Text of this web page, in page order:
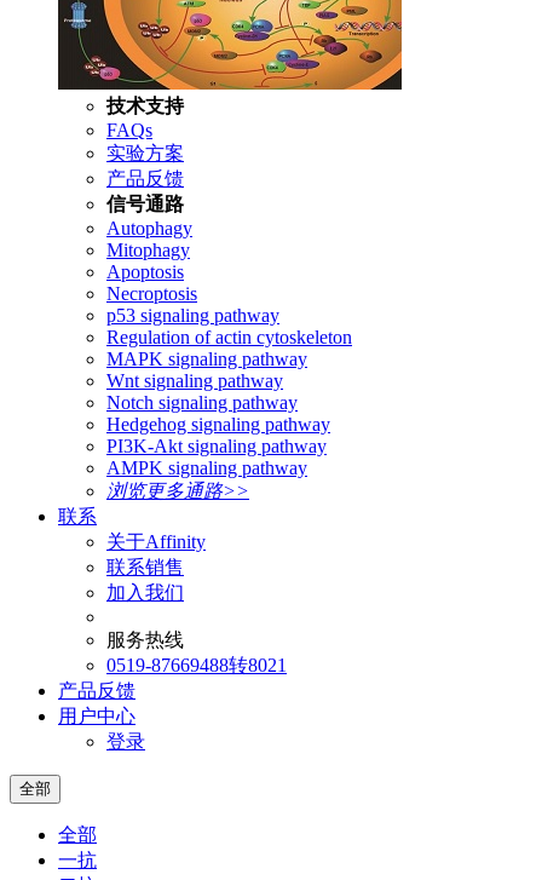
技术支持
FAQs
实验方案
产品反馈
信号通路
Autophagy
Mitophagy
Apoptosis
Necroptosis
p53 signaling pathway
Regulation of actin cytoskeleton
MAPK signaling pathway
Wnt signaling pathway
Notch signaling pathway
Hedgehog signaling pathway
PI3K-Akt signaling pathway
AMPK signaling pathway
浏览更多通路>>
联系
关于Affinity
联系销售
加入我们
服务热线
0519-87669488转8021
产品反馈
用户中心
登录
全部
全部
一抗